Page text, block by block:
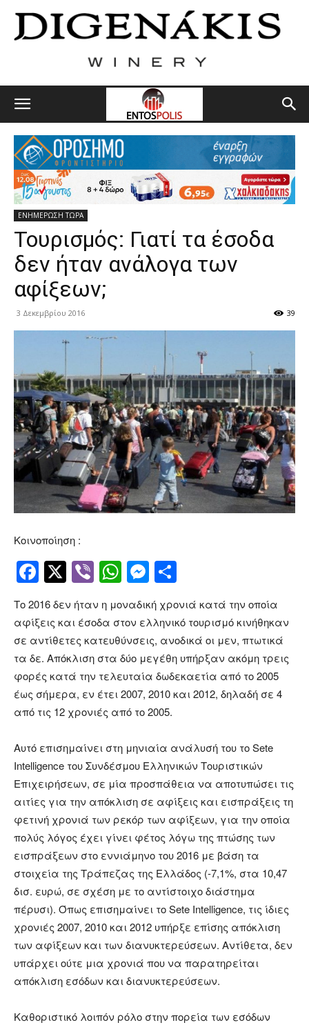
ΕΝΗΜΕΡΩΣΗ ΤΩΡΑ
Toυρισμός: Γιατί τα έσοδα
δεν ήταν ανάλογα των
αφίξεων;
3 Δεκεμβρίου 2016 39
Κοινοποίηση :
Facebook
Twitter
ViberWhatsApp
Messenger
Το 2016 δεν ήταν η μοναδική χρονιά κατά την οποία
αφίξεις και έσοδα στον ελληνικό τουρισμό κινήθηκαν
σε αντίθετες κατευθύνσεις, ανοδικά οι μεν, πτωτικά
τα δε. Απόκλιση στα δύο μεγέθη υπήρξαν ακόμη τρεις
φορές κατά την τελευταία δωδεκαετία από το 2005
έως σήμερα, εν έτει 2007, 2010 και 2012, δηλαδή σε 4
από τις 12 χρονιές από το 2005.
Αυτό επισημαίνει στη μηνιαία ανάλυσή του το Sete
Intelligence του Συνδέσμου Ελληνικών Τουριστικών
Επιχειρήσεων, σε μία προσπάθεια να αποτυπώσει τις
αιτίες για την απόκλιση σε αφίξεις και εισπράξεις τη
φετινή χρονιά των ρεκόρ των αφίξεων, για την οποία
πολύς λόγος έχει γίνει φέτος λόγω της πτώσης των
εισπράξεων στο εννιάμηνο του 2016 με βάση τα
στοιχεία της Τράπεζας της Ελλάδος (-7,1%, στα 10,47
δισ. ευρώ, σε σχέση με το αντίστοιχο διάστημα
πέρυσι). Όπως επισημαίνει το Sete Intelligence, τις ίδιες
χρονιές 2007, 2010 και 2012 υπήρξε επίσης απόκλιση
των αφίξεων και των διανυκτερεύσεων. Αντίθετα, δεν
υπάρχει ούτε μια χρονιά που να παρατηρείται
απόκλιση εσόδων και διανυκτερεύσεων.
Καθοριστικό λοιπόν ρόλο στην πορεία των εσόδων